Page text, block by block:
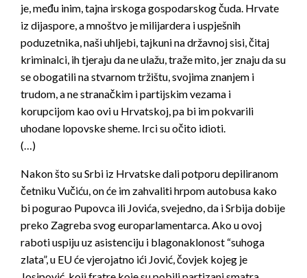
je, među inim, tajna irskoga gospodarskog čuda. Hrvate
iz dijaspore, a mnoštvo je milijardera i uspješnih
poduzetnika, naši uhljebi, tajkuni na državnoj sisi, čitaj
kriminalci, ih tjeraju da ne ulažu, traže mito, jer znaju da su
se obogatili na stvarnom tržištu, svojima znanjem i
trudom, a ne stranačkim i partijskim vezama i
korupcijom kao ovi u Hrvatskoj, pa bi im pokvarili
uhodane lopovske sheme. Irci su očito idioti.
(…)
Nakon što su Srbi iz Hrvatske dali potporu depiliranom
četniku Vučiću, on će im zahvaliti hrpom autobusa kako
bi pogurao Pupovca ili Jovića, svejedno, da i Srbija dobije
preko Zagreba svog europarlamentarca. Ako u ovoj
raboti uspiju uz asistenciju i blagonaklonost “suhoga
zlata”, u EU će vjerojatno ići Jović, čovjek kojeg je